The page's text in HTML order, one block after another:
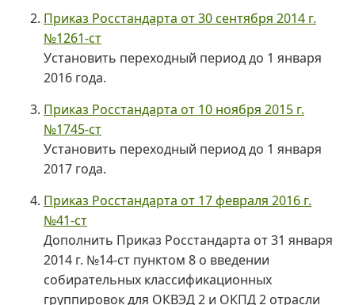
Приказ Росстандарта от 30 сентября 2014 г.
№1261-ст
Установить переходный период до 1 января
2016 года.
Приказ Росстандарта от 10 ноября 2015 г.
№1745-ст
Установить переходный период до 1 января
2017 года.
Приказ Росстандарта от 17 февраля 2016 г.
№41-ст
Дополнить Приказ Росстандарта от 31 января
2014 г. №14-ст пунктом 8 о введении
собирательных классификационных
группировок для ОКВЭД 2 и ОКПД 2 отрасли